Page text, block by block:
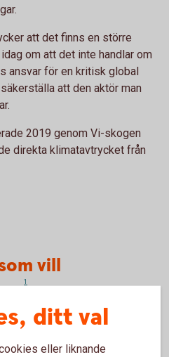
att det finns en större
om att det inte handlar om
ansvar för en kritisk global
att den aktör man
2019 genom Vi-skogen
direkta klimatavtrycket från
vill
1
ditt val
eller liknande